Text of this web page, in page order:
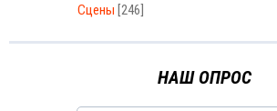
Сцены [246]
НАШ ОПРОС